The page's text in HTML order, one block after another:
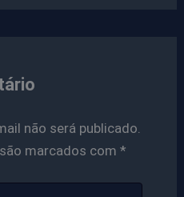
não será publicado.
marcados com *